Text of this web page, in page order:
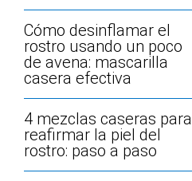
Cómo desinflamar el
rostro usando un poco
de avena: mascarilla
casera efectiva
4 mezclas caseras para
reafirmar la piel del
rostro: paso a paso